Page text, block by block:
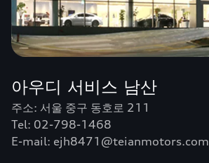
아우디 서비스 남산
주소: 서울 중구 동호로 211
Tel: 02-798-1468
E-mail: ejh8471@teianmotors.com